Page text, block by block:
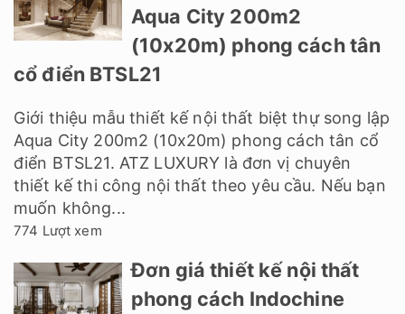
Aqua City 200m2
(10x20m) phong cách tân
cổ điển BTSL21
Giới thiệu mẫu thiết kế nội thất biệt thự song lập
Aqua City 200m2 (10x20m) phong cách tân cổ
điển BTSL21. ATZ LUXURY là đơn vị chuyên
thiết kế thi công nội thất theo yêu cầu. Nếu bạn
muốn không...
774 Lượt xem
Đơn giá thiết kế nội thất
phong cách Indochine